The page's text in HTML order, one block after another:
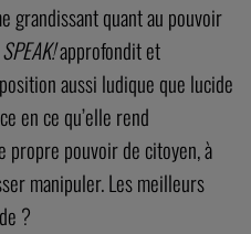
grandissant quant au pouvoir
SPEAK!approfondit et
aussi ludique que lucide
en ce qu’elle rend
pouvoir de citoyen, à
manipuler. Les meilleurs
?